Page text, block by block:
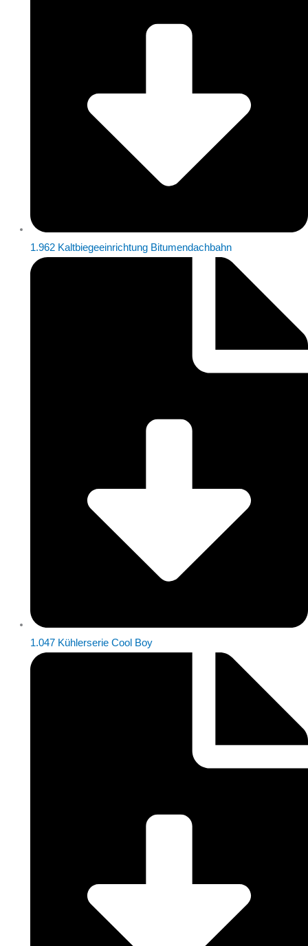
1.962 Kaltbiegeeinrichtung Bitumendachbahn
1.047 Kühlerserie Cool Boy